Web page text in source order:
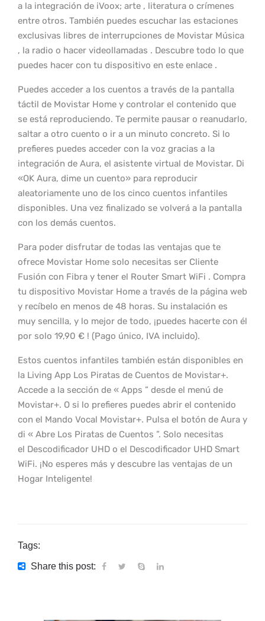
a la integración de iVoox; arte , literatura o crímenes
entre otros. También puedes escuchar las estaciones
exclusivas libres de interrupciones de Movistar Música
, la radio o hacer videollamadas . Descubre todo lo que
puedes hacer con tu dispositivo en este enlace .
Puedes acceder a los cuentos a través de la pantalla
táctil de Movistar Home y controlar el contenido que
se está reproduciendo. Te permite pausar o reanudarlo,
saltar a otro cuento o ir a un minuto concreto. Si lo
prefieres puedes acceder con la voz gracias a la
integración de Aura, el asistente virtual de Movistar. Di
«OK Aura, dime un cuento» para reproducir
aleatoriamente uno de los cinco cuentos infantiles
disponibles. Una vez finalizado se volverá a la pantalla
con los demás cuentos.
Para poder disfrutar de todas las ventajas que te
ofrece Movistar Home solo necesitas ser Cliente
Fusión con Fibra y tener el Router Smart WiFi . Compra
tu dispositivo Movistar Home a través de la página web
y recíbelo en menos de 48 horas. Su instalación es
muy sencilla, y lo mejor de todo, ¡puedes hacerte con él
por solo 19,90 € ! (Pago único, IVA incluido).
Estos cuentos infantiles también están disponibles en
la Living App Los Piratas de Cuentos de Movistar+.
Accede a la sección de « Apps ” desde el menú de
Movistar+. O si lo prefieres puedes abrir el contenido
con el Mando Vocal Movistar+. Pulsa el botón de Aura y
di « Abre Los Piratas de Cuentos ”. Solo necesitas
el Descodificador UHD o el Descodificador UHD Smart
WiFi. ¡No esperes más y descubre las ventajas de un
Hogar Inteligente!
Tags:
Share this post: